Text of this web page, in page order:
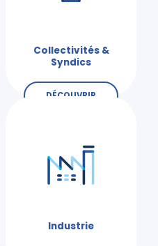
Collectivités &
Syndics
DÉCOUVRIR
Industrie